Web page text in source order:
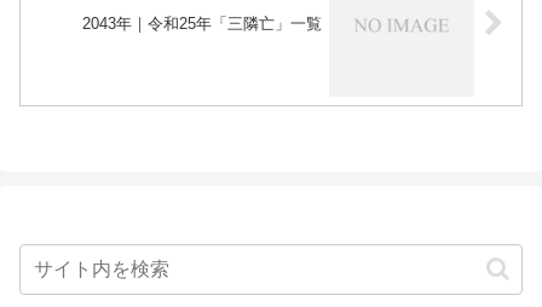
2043年｜令和25年「三隣亡」一覧